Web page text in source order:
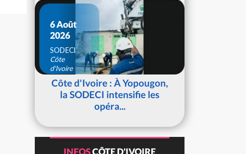
6 Août
2026
SODECI
Côte
d'Ivoire
Côte d'Ivoire : À Yopougon,
la SODECI intensifie les
opéra...
INFOSCÔTE D'IVOIRE